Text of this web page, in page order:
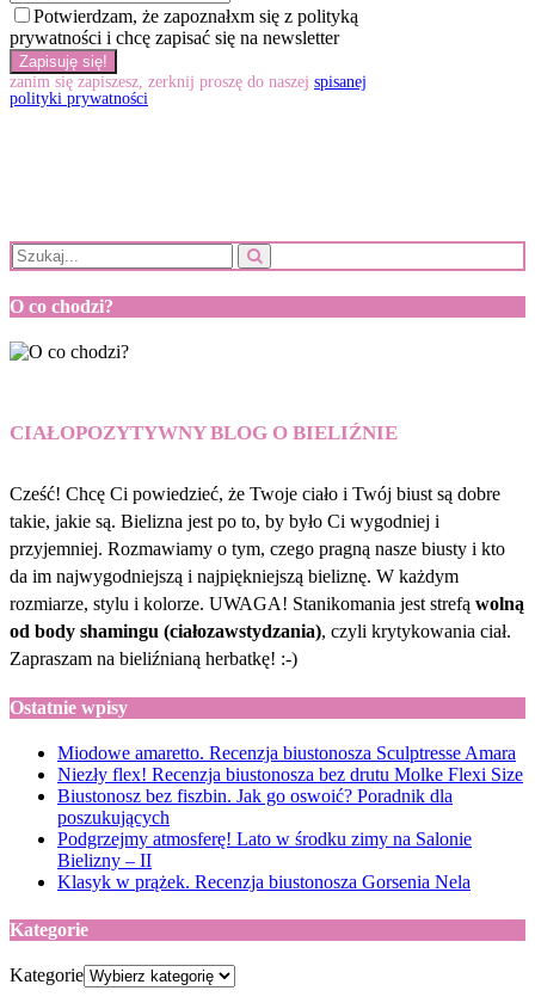
Potwierdzam, że zapoznałxm się z polityką
prywatności i chcę zapisać się na newsletter
zanim się zapiszesz, zerknij proszę do naszej spisanej
polityki prywatności
O co chodzi?
CIAŁOPOZYTYWNY BLOG O BIELIŹNIE
Cześć! Chcę Ci powiedzieć, że Twoje ciało i Twój biust są dobre
takie, jakie są. Bielizna jest po to, by było Ci wygodniej i
przyjemniej. Rozmawiamy o tym, czego pragną nasze biusty i kto
da im najwygodniejszą i najpiękniejszą bieliznę. W każdym
rozmiarze, stylu i kolorze. UWAGA! Stanikomania jest strefą wolną
od body shamingu (ciałozawstydzania), czyli krytykowania ciał.
Zapraszam na bieliźnianą herbatkę! :-)
Ostatnie wpisy
Miodowe amaretto. Recenzja biustonosza Sculptresse Amara
Niezły flex! Recenzja biustonosza bez drutu Molke Flexi Size
Biustonosz bez fiszbin. Jak go oswoić? Poradnik dla
poszukujących
Podgrzejmy atmosferę! Lato w środku zimy na Salonie
Bielizny – II
Klasyk w prążek. Recenzja biustonosza Gorsenia Nela
Kategorie
Kategorie